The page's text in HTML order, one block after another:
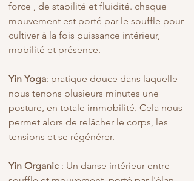
force , de stabilité et fluidité. chaque
mouvement est porté par le souffle pour
cultiver à la fois puissance intérieur,
mobilité et présence.
Yin Yoga: pratique douce dans laquelle
nous tenons plusieurs minutes une
posture, en totale immobilité. Cela nous
permet alors de relâcher le corps, les
tensions et se régénérer.
Yin Organic : Un danse intérieur entre